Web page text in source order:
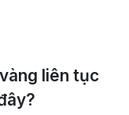
liên tục